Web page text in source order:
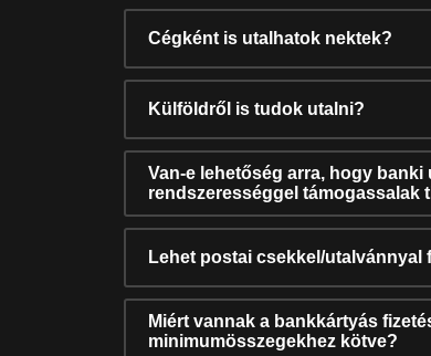
Cégként is utalhatok nektek?
Külföldről is tudok utalni?
Van-e lehetőség arra, hogy banki
rendszerességgel támogassalak
Lehet postai csekkel/utalvánnyal
Miért vannak a bankkártyás
minimumösszegekhez kötve?